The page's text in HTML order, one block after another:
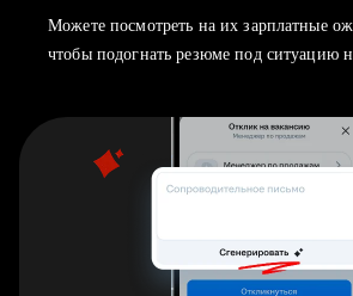
Можете посмотреть на их зарплатные
чтобы подогнать резюме под ситуацию